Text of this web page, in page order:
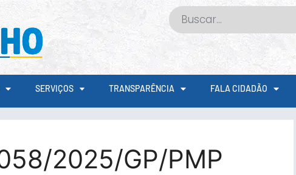
SERVIÇOS TRANSPARÊNCIA FALA CIDADÃO
2025/GP/PMP